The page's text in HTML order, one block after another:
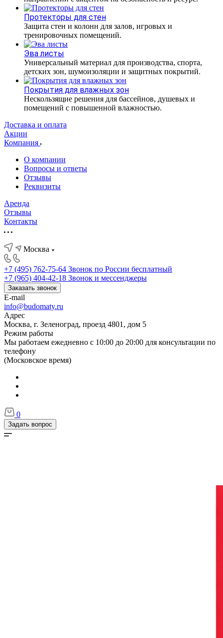
Протекторы для стен
Защита стен и колонн для залов, игровых и
тренировочных помещений.
Эва листы
Универсальный материал для производства, спорта,
детских зон, шумоизоляции и защитных покрытий.
Покрытия для влажных зон
Нескользящие решения для бассейнов, душевых и
помещений с повышенной влажностью.
Доставка и оплата
Акции
Компания
О компании
Вопросы и ответы
Отзывы
Реквизиты
Аренда
Отзывы
Контакты
Москва
+7 (495) 762-75-64 Звонок по России бесплатный
+7 (965) 404-42-18 Звонок и мессенджеры
Заказать звонок
E-mail
info@budomaty.ru
Адрес
Москва, г. Зеленоград, проезд 4801, дом 5
Режим работы
Мы работаем ежедневно с 10:00 до 20:00 для консультации по
телефону
(Московское время)
0
Задать вопрос